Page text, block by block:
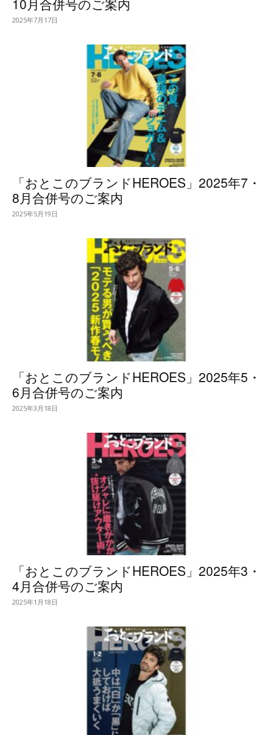
2025年7月17日
「おとこのブランドHEROES」2025年7・
8月合併号のご案内
2025年5月19日
「おとこのブランドHEROES」2025年5・
6月合併号のご案内
2025年3月18日
「おとこのブランドHEROES」2025年3・
4月合併号のご案内
2025年1月18日